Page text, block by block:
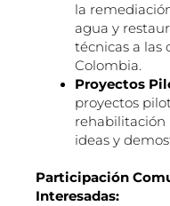
la
agua y
técnicas a las
Colombia.
Proyectos
proyectos
rehabilitación
ideas y
Participación
Interesadas: